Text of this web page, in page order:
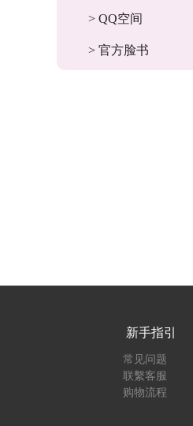
> QQ空间
> 官方脸书
新手指引
常见问题
联繫客服
购物流程